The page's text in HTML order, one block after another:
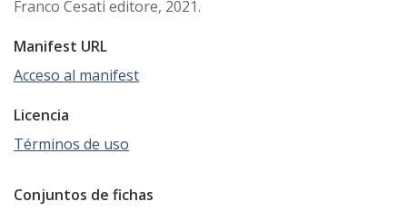
Franco Cesati editore, 2021.
Manifest URL
Acceso al manifest
Licencia
Términos de uso
Conjuntos de fichas